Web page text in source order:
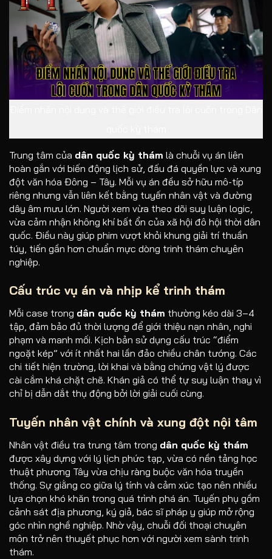
Trung tâm của dân quốc kỳ thám là chuỗi vụ án liên
hoàn gắn với biến động lịch sử, đấu đá quyền lực và xung
đột văn hóa Đông – Tây. Mỗi vụ án đều sở hữu mô-típ
riêng nhưng vẫn liên kết bằng tuyến nhân vật và đường
dây âm mưu lớn. Người xem vừa theo dõi suy luận logic,
vừa cảm nhận không khí bất ổn của xã hội đô hội thời dân
quốc. Điều này giúp phim vượt khỏi khung giải trí thuần
túy, tiến gần hơn chuẩn mực dòng trinh thám chuyên
nghiệp.
Cấu trúc vụ án và nhịp kể trinh thám
Mỗi case trong dân quốc kỳ thám thường kéo dài 3–4
tập, đảm bảo đủ thời lượng để giới thiệu nạn nhân, nghi
phạm và manh mối. Kịch bản sử dụng cấu trúc “điểm
ngoặt kép” với ít nhất hai lần đảo chiều chân tướng. Các
chi tiết hiện trường, lời khai và bằng chứng vật lý được
cài cắm khá chặt chẽ. Khán giả có thể tự suy luận thay vì
chỉ bị dẫn dắt thụ động bởi lời giải cuối cùng.
Tuyến nhân vật chính và xung đột nội tâm
Nhân vật điều tra trung tâm trong dân quốc kỳ thám
được xây dựng với lý lịch phức tạp, vừa có nền tảng học
thuật phương Tây vừa chịu ràng buộc văn hóa truyền
thống. Sự giằng co giữa lý tính và cảm xúc tạo nên nhiều
lựa chọn khó khăn trong quá trình phá án. Tuyến phụ gồm
cảnh sát địa phương, ký giả, bác sĩ pháp y giúp mở rộng
góc nhìn nghề nghiệp. Nhờ vậy, chuỗi đối thoại chuyên
môn trở nên thuyết phục hơn với người xem sành trinh
thám.